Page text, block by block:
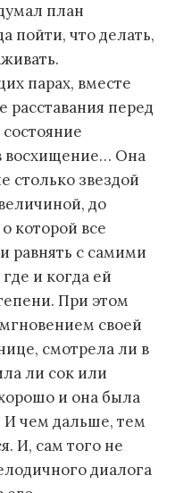
план
пойти, что делать,
парах, вместе
перед
восхищение… Она
столько звездой
до
которой все
равнять с самими
и когда ей
При этом
своей
смотрела ли в
ли сок или
и она была
И чем дальше, тем
И, сам того не
диалога